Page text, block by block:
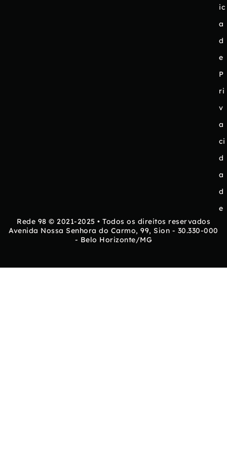
ic
a
d
e
P
ri
v
a
ci
d
a
d
e
Rede 98 © 2021-2025 • Todos os direitos reservados
Avenida Nossa Senhora do Carmo, 99, Sion - 30.330-000
- Belo Horizonte/MG